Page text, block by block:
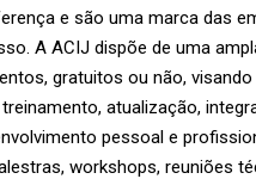
e são uma marca das
A ACIJ dispõe de uma
gratuitos ou não,
treinamento, atualização,
pessoal e
workshops, reuniões